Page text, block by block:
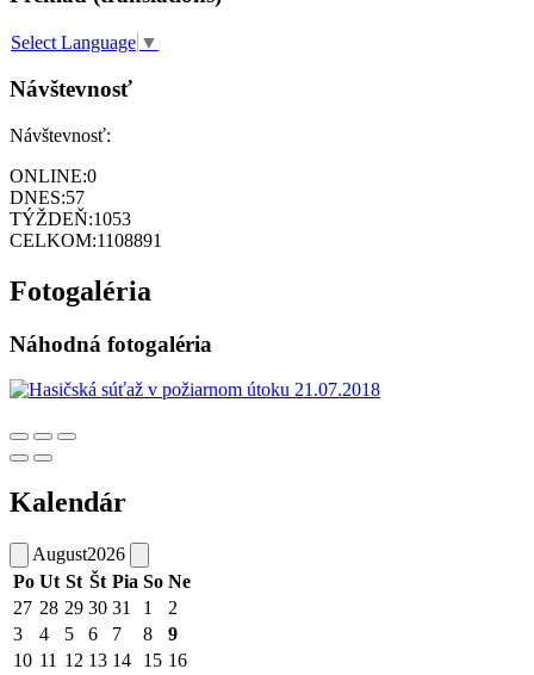
Select Language ▼
Návštevnosť
Návštevnosť:
ONLINE:0
DNES:57
TÝŽDEŇ:1053
CELKOM:1108891
Fotogaléria
Náhodná fotogaléria
Kalendár
August2026
Po Ut St Št Pia So Ne
27 28 29 30 31 1
2
3
4 5 6 7 8
9
10 11 12 13 14 15 16